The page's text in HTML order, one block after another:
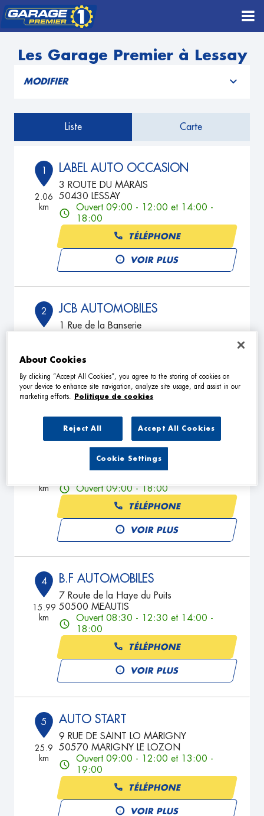
Les Garage Premier à Lessay
MODIFIER
Liste Carte
1
2.06
km
LABEL AUTO OCCASION
3 ROUTE DU MARAIS
50430 LESSAY
Ouvert 09:00 - 12:00 et 14:00 -
18:00
TÉLÉPHONE
VOIR PLUS
2 JCB AUTOMOBILES
1 Rue de la Banserie
18:00
TÉLÉPHONE
VOIR PLUS
km
LB AUTO
Ouvert 09:00 - 18:00
TÉLÉPHONE
VOIR PLUS
4
15.99
km
B.F AUTOMOBILES
7 Route de la Haye du Puits
50500 MEAUTIS
Ouvert 08:30 - 12:30 et 14:00 -
18:00
TÉLÉPHONE
VOIR PLUS
5
25.9
km
AUTO START
9 RUE DE SAINT LO MARIGNY
50570 MARIGNY LE LOZON
Ouvert 09:00 - 12:00 et 13:00 -
19:00
TÉLÉPHONE
VOIR PLUS
About Cookies
By clicking “Accept All Cookies”, you agree to the storing of cookies on
your device to enhance site navigation, analyze site usage, and assist in our
marketing efforts.
Politique de cookies
Reject All Accept All Cookies
Cookie Settings